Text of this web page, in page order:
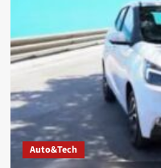
Auto&Tech